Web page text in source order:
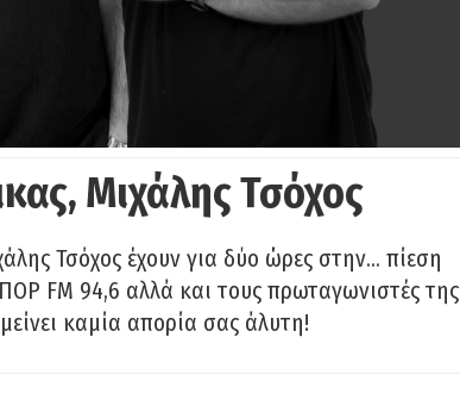
Μιχάλης Τσόχος
Τσόχος έχουν για δύο ώρες στην… πίεση
FM 94,6 αλλά και τους πρωταγωνιστές της
καμία απορία σας άλυτη!